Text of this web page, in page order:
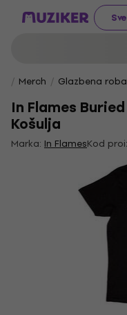
Merch Glazbena roba
In Flames
Košulja
Marka: In FlamesKod